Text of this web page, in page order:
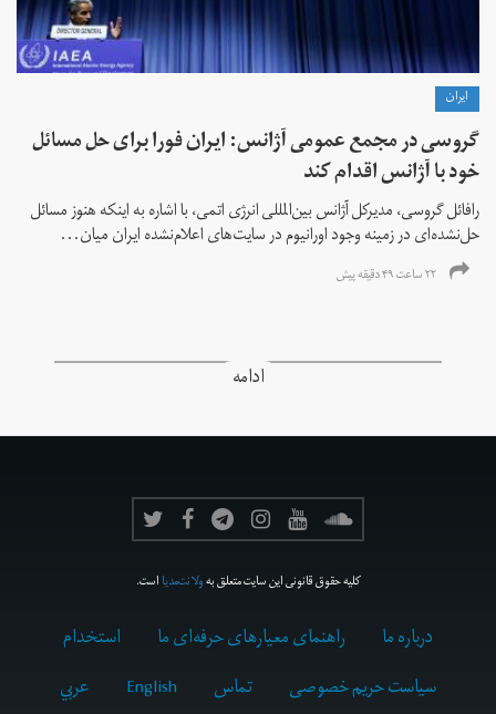
ايران
گروسی در مجمع عمومی آژانس: ایران فورا برای حل مسائل
خود با آژانس اقدام کند
رافائل گروسی، مدیرکل آژانس بین‌المللی انرژی اتمی، با اشاره به اینکه هنوز مسائل
حل‌نشده‌ای در زمینه وجود اورانیوم در سایت‌های اعلام‌نشده ایران میان...
۲۲ ساعت ۴۹ دقیقه پیش
ادامه
کلیه حقوق قانونی این سایت متعلق بهولانت‌مدیااست.
درباره ما راهنمای معیارهای حرفه‌ای ما
استخدام
سیاست حریم خصوصی
تماس English عربي